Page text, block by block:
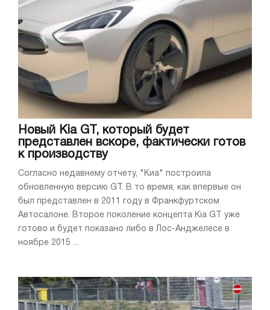
Новый Kia GT, который будет
представлен вскоре, фактически готов
к производству
Согласно недавнему отчету, "Киа" построила
обновленную версию GT. В то время, как впервые он
был представлен в 2011 году в Франкфуртском
Автосалоне. Второе поколение концепта Kia GT уже
готово и будет показано либо в Лос-Анджелесе в
ноябре 2015 ...